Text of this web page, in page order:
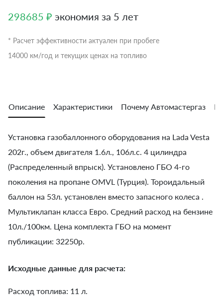
298685 ₽ экономия за 5 лет
* Расчет эффективности актуален при пробеге
14000 км/год и текущих ценах на топливо
Описание Характеристики Почему Автомастергаз
Установка газобаллонного оборудования на Lada Vesta
202г., объем двигателя 1.6л., 106л.с. 4 цилиндра
(Распределенный впрыск). Установлено ГБО 4-го
поколения на пропане OMVL (Турция). Тороидальный
баллон на 53л. установлен вместо запасного колеса .
Мультиклапан класса Евро. Средний расход на бензине
10л./100км. Цена комплекта ГБО на момент
публикации: 32250р.
Исходные данные для расчета:
Расход топлива: 11 л.